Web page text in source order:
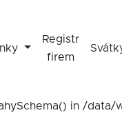
Registr
firem
in /